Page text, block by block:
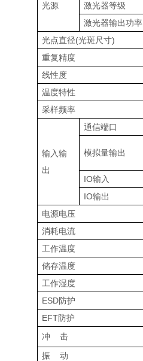
光源
激光器等级
激光器输出功率
光点直径(光斑尺寸)
重复精度
线性度
温度特性
采样频率
输入输
出
通信端口
模拟量输出
IO输入
IO输出
电源电压
消耗电流
工作温度
储存温度
工作湿度
ESD防护
EFT防护
冲
击
振
动